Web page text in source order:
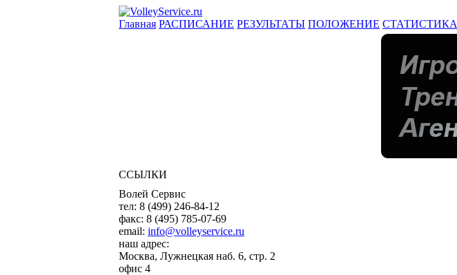
Главная РАСПИСАНИЕ РЕЗУЛЬТАТЫ ПОЛОЖЕНИЕ СТАТИСТИКА
ССЫЛКИ
Волей Сервис
тел: 8 (499) 246-84-12
факс: 8 (495) 785-07-69
email: info@volleyservice.ru
наш адрес:
Москва, Лужнецкая наб. 6, стр. 2
офис 4